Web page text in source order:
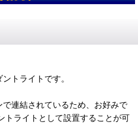
トライトです。
連結されているため、お好みで
トライトとして設置することが可